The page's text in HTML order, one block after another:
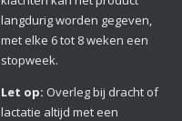
langdurig worden gegeven,
met elke 6 tot 8 weken een
stopweek.
Let op: Overleg bij dracht of
lactatie altijd met een